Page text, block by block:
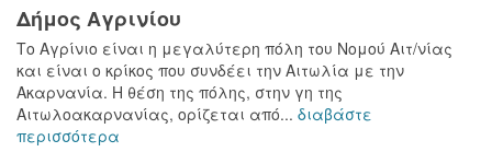
Δήμος Αγρινίου
Το Αγρίνιο είναι η μεγαλύτερη πόλη του Νομού Αιτ/νίας
και είναι ο κρίκος που συνδέει την Αιτωλία με την
Ακαρνανία. Η θέση της πόλης, στην γη της
Αιτωλοακαρνανίας, ορίζεται από... διαβάστε
περισσότερα